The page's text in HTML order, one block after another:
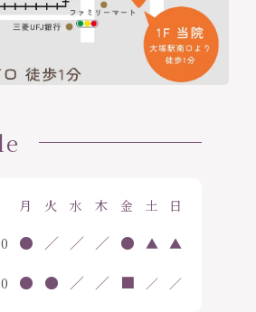
月 火 水 木 金 土 日
● ／ ／ ／ ● ▲ ▲
● ● ／ ／ ■ ／ ／